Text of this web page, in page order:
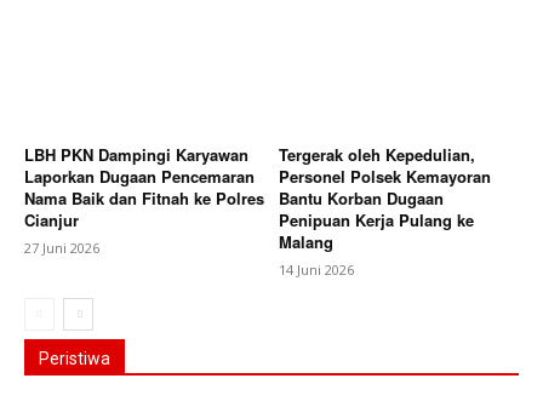
LBH PKN Dampingi Karyawan
Laporkan Dugaan Pencemaran
Nama Baik dan Fitnah ke Polres
Cianjur
27 Juni 2026
Tergerak oleh Kepedulian,
Personel Polsek Kemayoran
Bantu Korban Dugaan
Penipuan Kerja Pulang ke
Malang
14 Juni 2026
Peristiwa